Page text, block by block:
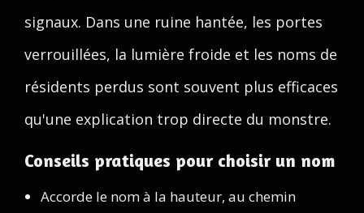
signaux. Dans une ruine hantée, les portes
verrouillées, la lumière froide et les noms de
résidents perdus sont souvent plus efficaces
qu'une explication trop directe du monstre.
Conseils pratiques pour choisir un nom
Accorde le nom à la hauteur, au chemin